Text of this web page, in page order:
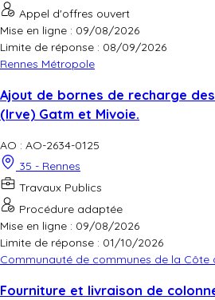
Appel d'offres ouvert
Mise en ligne : 09/08/2026
Limite de réponse : 08/09/2026
Rennes Métropole
Ajout de bornes de recharge
(Irve) Gatm et Mivoie.
AO : AO-2634-0125
35 - Rennes
Travaux Publics
Procédure adaptée
Mise en ligne : 09/08/2026
Limite de réponse : 01/10/2026
Communauté de communes de la Côte
Fourniture et livraison de